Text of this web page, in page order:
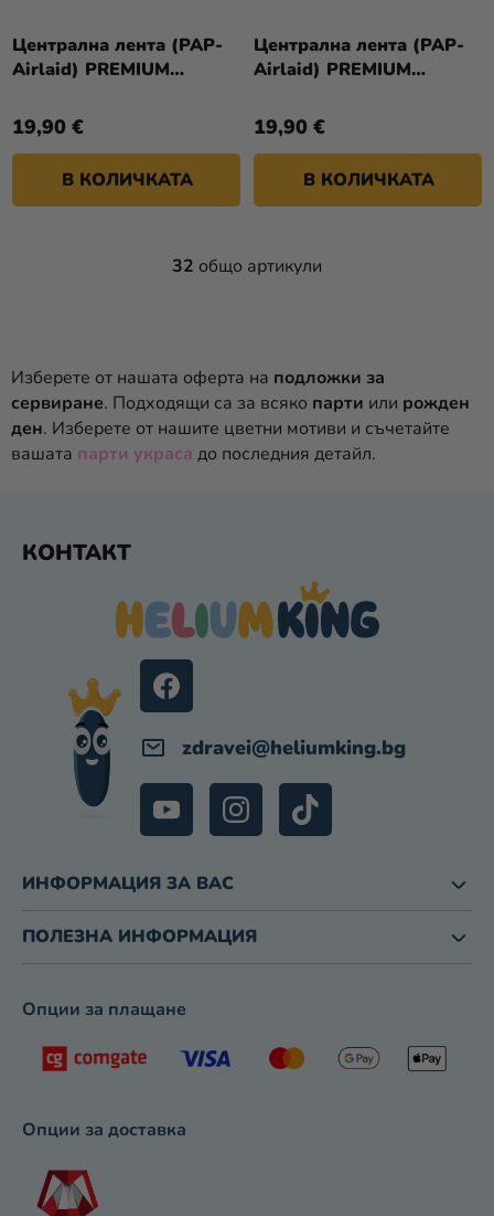
Централна лента (PAP-
Airlaid) PREMIUM
[1 бр.]
19,90 €
В КОЛИЧКАТА
Централна лента (PAP-
Airlaid) PREMIUM
бр.]
19,90 €
В КОЛИЧКАТА
К
Р
О
Л
Н
Н
Т
И
З
Б
Р
О
А
Н
Е
32 общо артикули
Изберете от нашата оферта на подложки за
сервиране. Подходящи са за всяко парти или рожден
ден. Изберете от нашите цветни мотиви и съчетайте
вашата парти украса до последния детайл.
КОНТАКТ
zdravei@heliumking.bg
ИНФОРМАЦИЯ ЗА ВАС
ПОЛЕЗНА ИНФОРМАЦИЯ
Опции за плащане
Опции за доставка